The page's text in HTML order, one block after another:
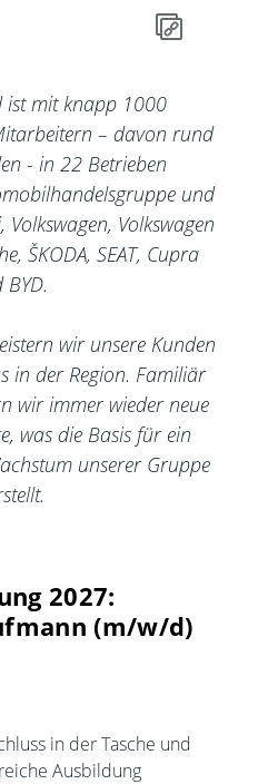
ist mit knapp 1000
– davon rund
- in 22 Betrieben
und
Volkswagen
ŠKODA, SEAT, Cupra
wir unsere Kunden
in der Region. Familiär
wir immer wieder neue
was die Basis für ein
unserer Gruppe
2027:
(m/w/d)
in der Tasche und
Ausbildung